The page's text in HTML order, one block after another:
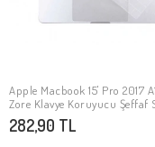
SEPETE EKLE
Apple Macbook 15' Pro 2017
Zore Klavye Koruyucu Şeffaf
Ped
282,90 TL